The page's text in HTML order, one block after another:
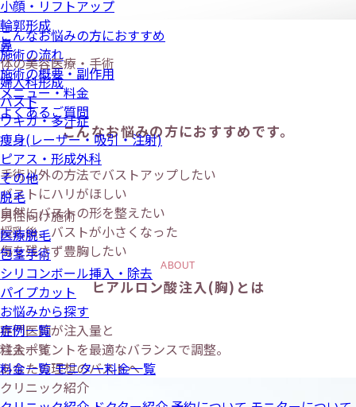
小顔・リフトアップ
輪郭形成
鼻
体の美容医療・手術
婦人科形成
バスト
ワキガ・多汗症
痩身(レーザー・吸引・注射)
ピアス・形成外科
その他
脱毛
男性向け施術
医療脱毛
包茎手術
シリコンボール挿入・除去
パイプカット
お悩みから探す
症例一覧
料金一覧
料金一覧モニター料金一覧
クリニック紹介
こんなお悩みの方におすすめ
施術の流れ
施術の概要・副作用
メニュー・料金
よくあるご質問
こんなお悩みの方におすすめです。
手術以外の方法でバストアップしたい
バストにハリがほしい
自然にバストの形を整えたい
授乳後、バストが小さくなった
傷を残さず豊胸したい
ABOUT
ヒアルロン酸注入(胸)とは
専門医師が注入量と
注入ポイントを最適なバランスで調整。
あなたの理想のバストへ